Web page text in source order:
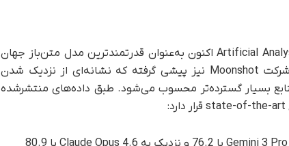
بر اساس ارزیابی‌های منتشرشده توسط Artificial Analysis، GLM-5 اکنون به‌عنوان قدرتمندترین مدل متن‌باز جهان
شناخته می‌شود و حتی از مدل جدید Kimi K2.5 شرکت Moonshot نیز پیشی گرفته که نشانه‌ای از نزدیک شدن
بسیار گسترده‌تر محسوب می‌شود. طبق داده‌های منتشرشده